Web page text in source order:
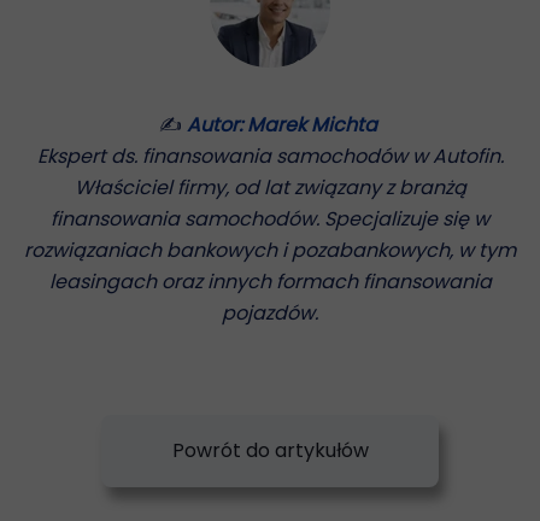
✍ Autor: Marek Michta
Ekspert ds. finansowania samochodów w Autofin.
Właściciel firmy, od lat związany z branżą
finansowania samochodów. Specjalizuje się w
rozwiązaniach bankowych i pozabankowych, w tym
leasingach oraz innych formach finansowania
pojazdów.
Powrót do artykułów